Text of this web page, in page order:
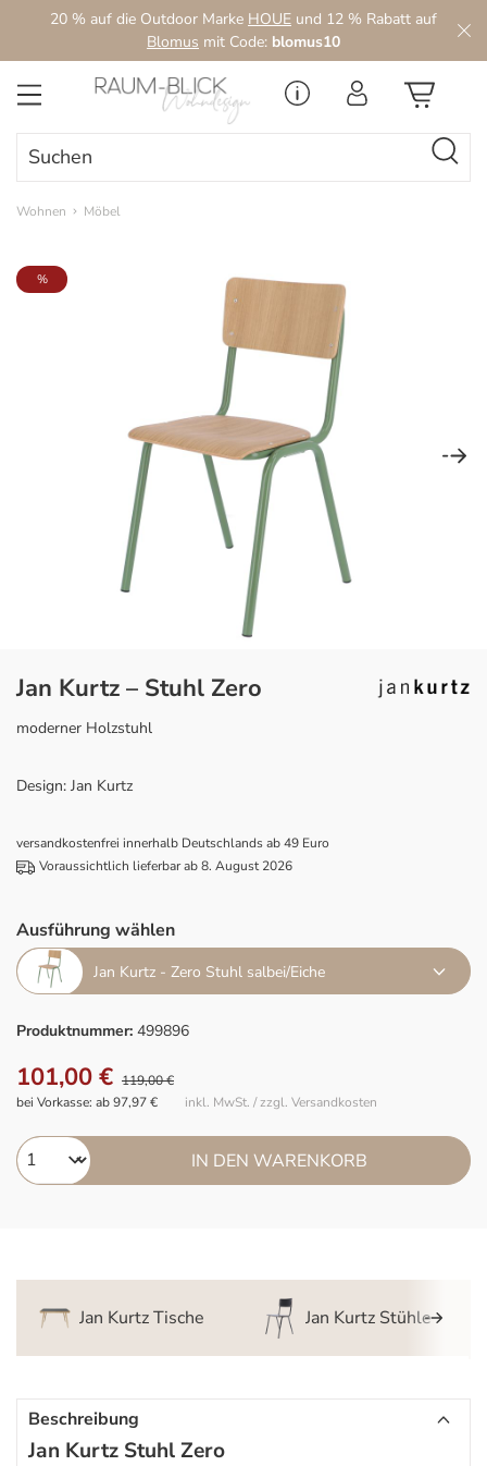
Zum Hauptinhalt springen
20 % auf die Outdoor Marke HOUE und 12 % Rabatt auf
Blomus mit Code: blomus10
Wohnen Möbel
Bildergalerie überspringen
%
Jan Kurtz – Stuhl Zero
moderner Holzstuhl
Design: Jan Kurtz
versandkostenfrei innerhalb Deutschlands ab 49 Euro
Voraussichtlich lieferbar ab 8. August 2026
Ausführung wählen
Jan Kurtz - Zero Stuhl salbei/Eiche
Produktnummer: 499896
101,00 € 119,00 €
inkl. MwSt. / zzgl. Versandkosten
bei Vorkasse: ab 97,97 €
IN DEN WARENKORB
Jan Kurtz Tische Jan Kurtz Stühle
Beschreibung
Jan Kurtz Stuhl Zero